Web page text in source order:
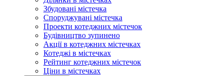
Збудовані містечка
Споруджувані містечка
Проекти котеджних містечок
Будівництво зупинено
Акції в котеджних містечках
Котеджі в містечках
Рейтинг котеджних містечок
Ціни в містечках